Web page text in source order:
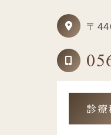
〒
診療